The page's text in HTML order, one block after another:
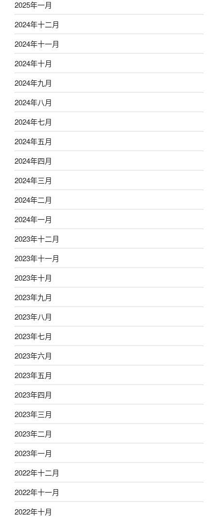
2025年一月
2024年十二月
2024年十一月
2024年十月
2024年九月
2024年八月
2024年七月
2024年五月
2024年四月
2024年三月
2024年二月
2024年一月
2023年十二月
2023年十一月
2023年十月
2023年九月
2023年八月
2023年七月
2023年六月
2023年五月
2023年四月
2023年三月
2023年二月
2023年一月
2022年十二月
2022年十一月
2022年十月